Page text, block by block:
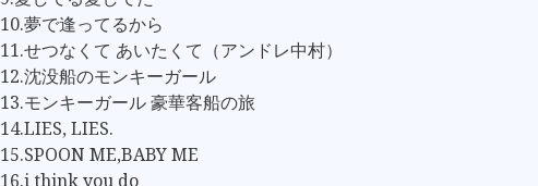
10.夢で逢ってるから
11.せつなくて あいたくて（アンドレ中村）
12.沈没船のモンキーガール
13.モンキーガール 豪華客船の旅
14.LIES, LIES.
15.SPOON ME,BABY ME
16.i think you do